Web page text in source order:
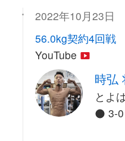
2022年10月23日
56.0kg契約4回戦
YouTube
時弘
とよ
3-